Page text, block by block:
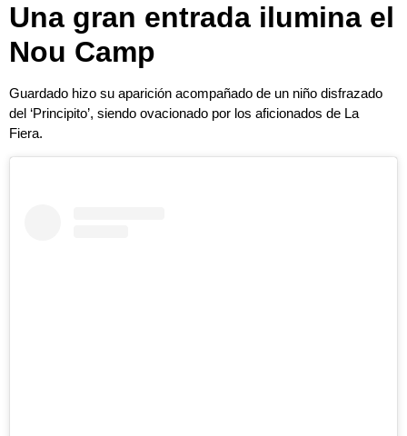
Una gran entrada ilumina el
Nou Camp
Guardado hizo su aparición acompañado de un niño disfrazado
del ‘Principito’, siendo ovacionado por los aficionados de La
Fiera.